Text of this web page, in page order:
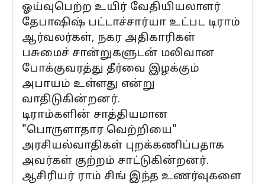
ஓய்வுபெற்ற உயிர் வேதியியலாளர்
தேபாஷிஷ் பட்டாச்சார்யா உட்பட டிராம்
ஆர்வலர்கள், நகர அதிகாரிகள்
பசுமைச் சான்றுகளுடன் மலிவான
போக்குவரத்து தீர்வை இழக்கும்
அபாயம் உள்ளது என்று
வாதிடுகின்றனர்.
டிராம்களின் சாத்தியமான
"பொருளாதார வெற்றியை"
அரசியல்வாதிகள் புறக்கணிப்பதாக
அவர்கள் குற்றம் சாட்டுகின்றனர்.
ஆசிரியர் ராம் சிங் இந்த உணர்வுகளை